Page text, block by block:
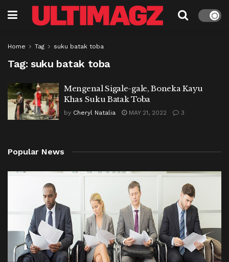
Home Tag suku batak toba
Tag: suku batak toba
Mengenal Sigale-gale, Boneka Kayu
Khas Suku Batak Toba
by Cheryl Natalia MAY 21, 2022 3
Popular News